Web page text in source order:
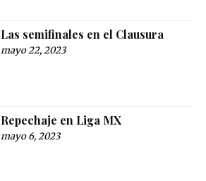
Las semifinales en el Clausura
mayo 22, 2023
Repechaje en Liga MX
mayo 6, 2023